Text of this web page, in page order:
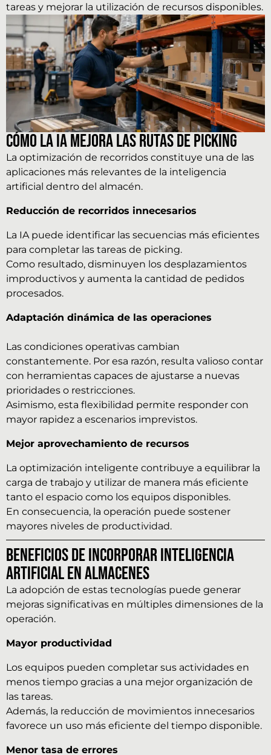
tareas y mejorar la utilización de recursos disponibles.
Cómo la IA mejora las rutas de picking
La optimización de recorridos constituye una de las
aplicaciones más relevantes de la inteligencia
artificial dentro del almacén.
Reducción de recorridos innecesarios
La IA puede identificar las secuencias más eficientes
para completar las tareas de picking.
Como resultado, disminuyen los desplazamientos
improductivos y aumenta la cantidad de pedidos
procesados.
Adaptación dinámica de las operaciones
Las condiciones operativas cambian
constantemente. Por esa razón, resulta valioso contar
con herramientas capaces de ajustarse a nuevas
prioridades o restricciones.
Asimismo, esta flexibilidad permite responder con
mayor rapidez a escenarios imprevistos.
Mejor aprovechamiento de recursos
La optimización inteligente contribuye a equilibrar la
carga de trabajo y utilizar de manera más eficiente
tanto el espacio como los equipos disponibles.
En consecuencia, la operación puede sostener
mayores niveles de productividad.
Beneficios de incorporar inteligencia
artificial en almacenes
La adopción de estas tecnologías puede generar
mejoras significativas en múltiples dimensiones de la
operación.
Mayor productividad
Los equipos pueden completar sus actividades en
menos tiempo gracias a una mejor organización de
las tareas.
Además, la reducción de movimientos innecesarios
favorece un uso más eficiente del tiempo disponible.
Menor tasa de errores